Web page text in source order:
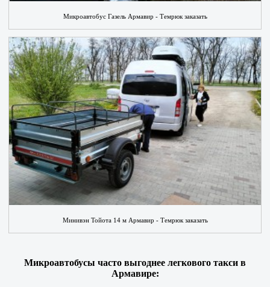
Микроавтобус Газель Армавир - Темрюк заказать
Минивэн Тойота 14 м Армавир - Темрюк заказать
Микроавтобусы часто выгоднее легкового такси в
Армавире: